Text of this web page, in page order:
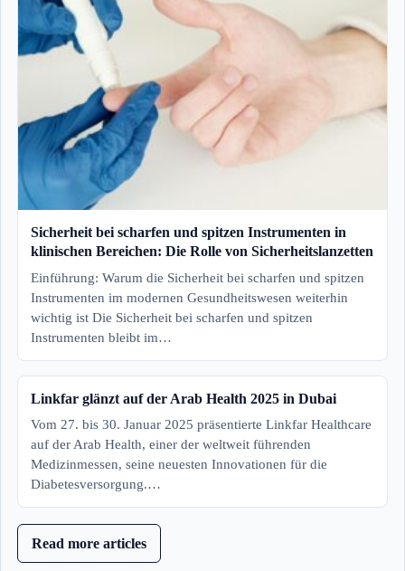
Sicherheit bei scharfen und spitzen Instrumenten in
klinischen Bereichen: Die Rolle von Sicherheitslanzetten
Einführung: Warum die Sicherheit bei scharfen und spitzen
Instrumenten im modernen Gesundheitswesen weiterhin
wichtig ist Die Sicherheit bei scharfen und spitzen
Instrumenten bleibt im…
Linkfar glänzt auf der Arab Health 2025 in Dubai
Vom 27. bis 30. Januar 2025 präsentierte Linkfar Healthcare
auf der Arab Health, einer der weltweit führenden
Medizinmessen, seine neuesten Innovationen für die
Diabetesversorgung.…
Read more articles